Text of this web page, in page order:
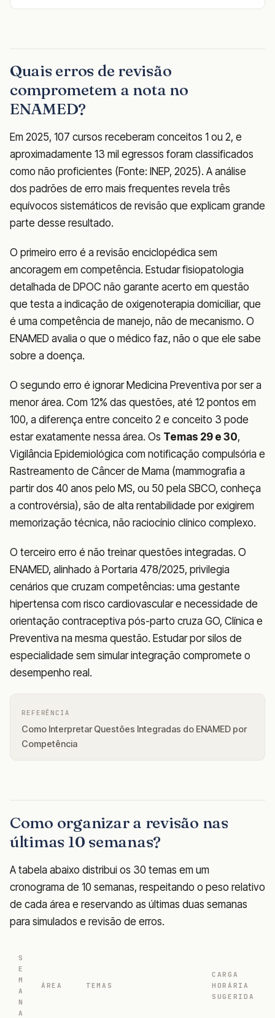
Quais erros de revisão
comprometem a nota no
ENAMED?
Em 2025, 107 cursos receberam conceitos 1 ou 2, e
aproximadamente 13 mil egressos foram classificados
como não proficientes (Fonte: INEP, 2025). A análise
dos padrões de erro mais frequentes revela três
equívocos sistemáticos de revisão que explicam grande
parte desse resultado.
O primeiro erro é a revisão enciclopédica sem
ancoragem em competência. Estudar fisiopatologia
detalhada de DPOC não garante acerto em questão
que testa a indicação de oxigenoterapia domiciliar, que
é uma competência de manejo, não de mecanismo. O
ENAMED avalia o que o médico faz, não o que ele sabe
sobre a doença.
O segundo erro é ignorar Medicina Preventiva por ser a
menor área. Com 12% das questões, até 12 pontos em
100, a diferença entre conceito 2 e conceito 3 pode
estar exatamente nessa área. Os Temas 29 e 30,
Vigilância Epidemiológica com notificação compulsória e
Rastreamento de Câncer de Mama (mammografia a
partir dos 40 anos pelo MS, ou 50 pela SBCO, conheça
a controvérsia), são de alta rentabilidade por exigirem
memorização técnica, não raciocínio clínico complexo.
O terceiro erro é não treinar questões integradas. O
ENAMED, alinhado à Portaria 478/2025, privilegia
cenários que cruzam competências: uma gestante
hipertensa com risco cardiovascular e necessidade de
orientação contraceptiva pós-parto cruza GO, Clínica e
Preventiva na mesma questão. Estudar por silos de
especialidade sem simular integração compromete o
desempenho real.
REFERÊNCIA
Como Interpretar Questões Integradas do ENAMED por
Competência
Como organizar a revisão nas
últimas 10 semanas?
A tabela abaixo distribui os 30 temas em um
cronograma de 10 semanas, respeitando o peso relativo
de cada área e reservando as últimas duas semanas
para simulados e revisão de erros.
S
E
M
A
N
A
ÁREA TEMAS
CARGA
HORÁRIA
SUGERIDA